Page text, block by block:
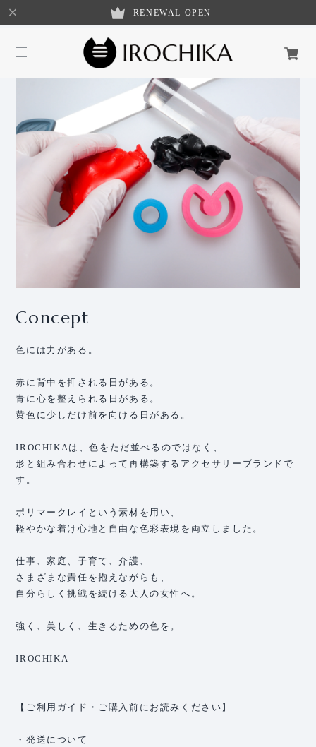
RENEWAL OPEN
Concept
色には力がある。
赤に背中を押される日がある。
青に心を整えられる日がある。
黄色に少しだけ前を向ける日がある。
IROCHIKAは、色をただ並べるのではなく、
形と組み合わせによって再構築するアクセサリーブランドで
す。
ポリマークレイという素材を用い、
軽やかな着け心地と自由な色彩表現を両立しました。
仕事、家庭、子育て、介護、
さまざまな責任を抱えながらも、
自分らしく挑戦を続ける大人の女性へ。
強く、美しく、生きるための色を。
IROCHIKA
【ご利用ガイド・ご購入前にお読みください】
・発送について